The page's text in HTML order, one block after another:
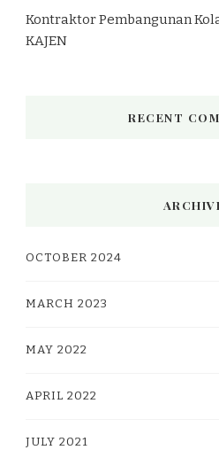
Kontraktor Pembangunan
KAJEN
RECENT
OCTOBER 2024
MARCH 2023
MAY 2022
APRIL 2022
JULY 2021